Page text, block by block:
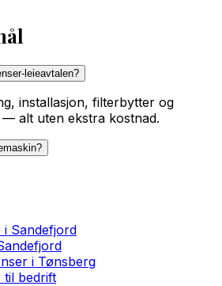
leieavtalen?
installasjon, filterbytter og
alt uten ekstra kostnad.
i Sandefjord
i Tønsberg
til bedrift